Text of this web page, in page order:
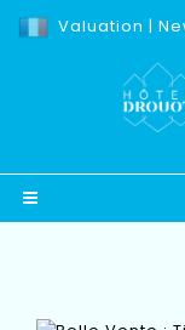
Valuation |